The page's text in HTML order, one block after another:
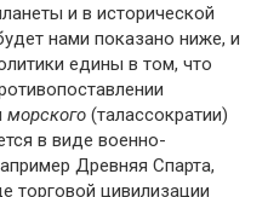
и в исторической
нами показано ниже, и
едины в том, что
морского (талассократии)
в виде военно-
Древняя Спарта,
торговой цивилизации